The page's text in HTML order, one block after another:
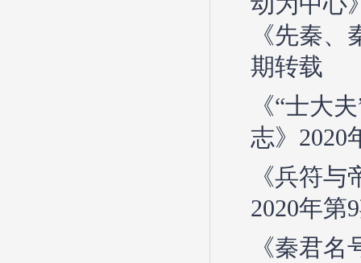
《先秦
期转载
《“士大
志》2020
《兵符
2020年第
《秦君